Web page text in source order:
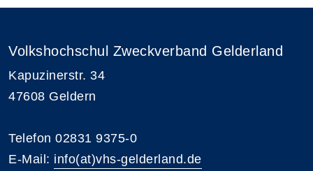
Volkshochschul Zweckverband Gelderland
Kapuzinerstr. 34
47608 Geldern
Telefon 02831 9375-0
E-Mail: info(at)vhs-gelderland.de